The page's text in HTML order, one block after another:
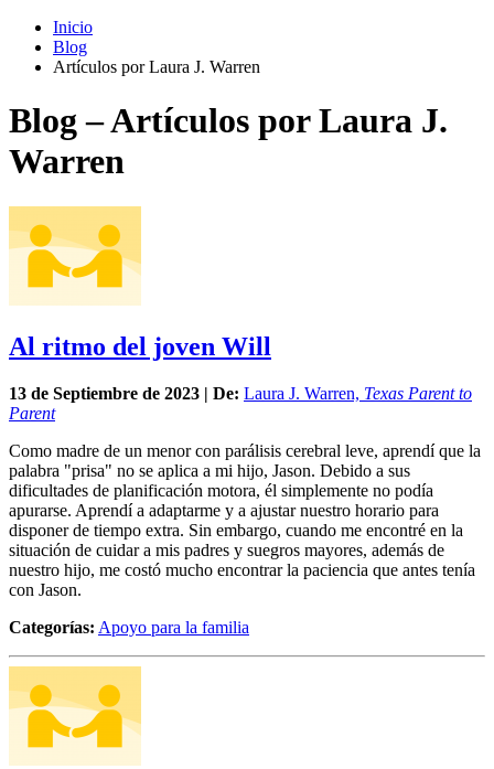
Inicio
Blog
Artículos por Laura J. Warren
Blog – Artículos por Laura J.
Warren
Al ritmo del joven Will
13 de Septiembre de 2023 | De: Laura J. Warren, Texas Parent to
Parent
Como madre de un menor con parálisis cerebral leve, aprendí que la
palabra "prisa" no se aplica a mi hijo, Jason. Debido a sus
dificultades de planificación motora, él simplemente no podía
apurarse. Aprendí a adaptarme y a ajustar nuestro horario para
disponer de tiempo extra. Sin embargo, cuando me encontré en la
situación de cuidar a mis padres y suegros mayores, además de
nuestro hijo, me costó mucho encontrar la paciencia que antes tenía
con Jason.
Categorías: Apoyo para la familia